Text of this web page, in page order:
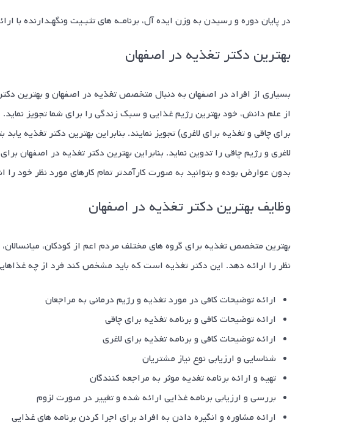
در پایان دوره و رسیدن به وزن ایده آل، برنامـه های تثبـیت ونگهـدارنده با
بهترین دکتر تغذیه در اصفهان
بسیاری از افراد در اصفهان به دنبال متخصص تغذیه در اصفهان و بهترین
از علم دانش، خود بهترین رژیم غذایی و سبک زندگی را برای شما تجویز
برای چاقی و تغذیه برای لاغری) تجویز نمایند. بنابراین بهترین دکتر تغذیه
لاغری و رژیم چاقی را تدوین نماید. بنابراین بهترین دکتر تغذیه در اصفهان
بدون عوارض بوده و بتوانید به صورت کارآمدتر تمام کارهای مورد نظر خود را
وظایف بهترین دکتر تغذیه در اصفهان
بهترین متخصص تغذیه برای گروه های مختلف مردم اعم از کودکان،
نظر را ارائه دهد. این دکتر تغذیه است که باید مشخص کند فرد از چه
ارائه توضیحات کافی در مورد تغذیه و رژیم درمانی به مراجعان
ارائه توضیحات کافی و برنامه تغذیه برای چاقی
ارائه توضیحات کافی و برنامه تغذیه برای لاغری
شناسایی و ارزیابی نوع نیاز مشتریان
تهیه و ارائه برنامه تغدیه موثر به مراجعه کنندگان
بررسی و ارزیابی برنامه غذایی ارائه شده و تغییر در صورت لزوم
ارائه مشاوره و انگیره دادن به افراد برای اجرا کردن برنامه های غذایی